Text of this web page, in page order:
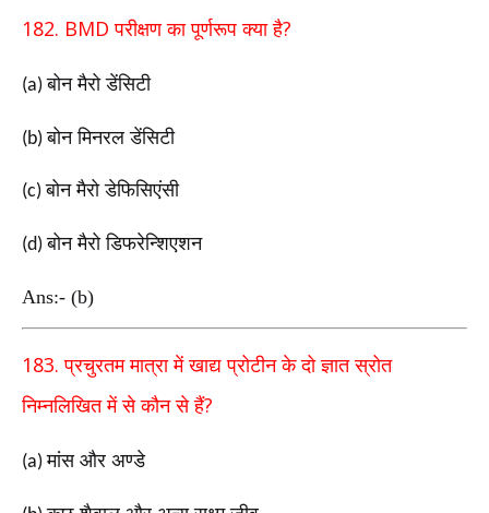
182. BMDपरीक्षण का पूर्णरूप क्या है?
(a)बोन मैरो डेंसिटी
(b)बोन मिनरल डेंसिटी
(c)बोन मैरो डेफिसिएंसी
(d)बोन मैरो डिफरेन्शिएशन
Ans:- (b)
183.प्रचुरतम मात्रा में खाद्य प्रोटीन के दो ज्ञात स्रोत
निम्नलिखित में से कौन से हैं?
(a)मांस और अण्डे